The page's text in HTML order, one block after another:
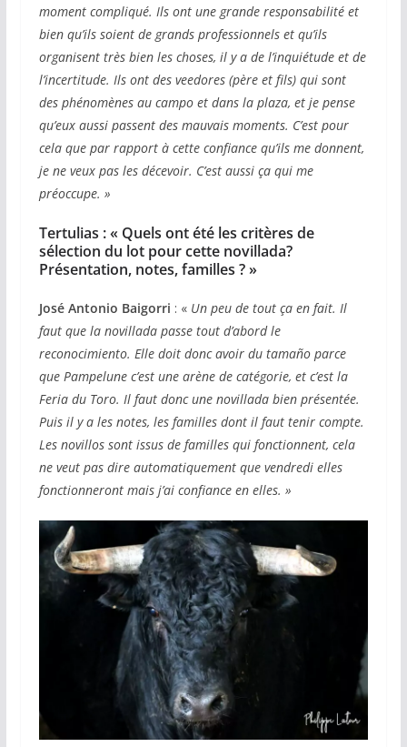
moment compliqué. Ils ont une grande responsabilité et
bien qu’ils soient de grands professionnels et qu’ils
organisent très bien les choses, il y a de l’inquiétude et de
l’incertitude. Ils ont des veedores (père et fils) qui sont
des phénomènes au campo et dans la plaza, et je pense
qu’eux aussi passent des mauvais moments. C’est pour
cela que par rapport à cette confiance qu’ils me donnent,
je ne veux pas les décevoir. C’est aussi ça qui me
préoccupe. »
Tertulias : « Quels ont été les critères de
sélection du lot pour cette novillada?
Présentation, notes, familles ? »
José Antonio Baigorri : « Un peu de tout ça en fait. Il
faut que la novillada passe tout d’abord le
reconocimiento. Elle doit donc avoir du tamaño parce
que Pampelune c’est une arène de catégorie, et c’est la
Feria du Toro. Il faut donc une novillada bien présentée.
Puis il y a les notes, les familles dont il faut tenir compte.
Les novillos sont issus de familles qui fonctionnent, cela
ne veut pas dire automatiquement que vendredi elles
fonctionneront mais j’ai confiance en elles. »